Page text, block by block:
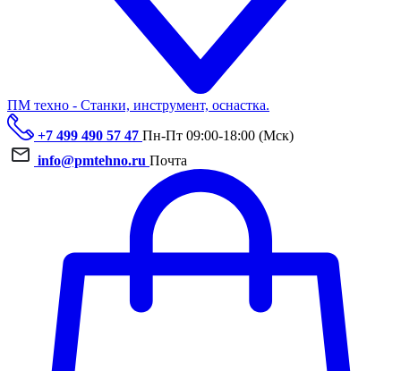
ПМ техно - Станки, инструмент, оснастка.
+7 499 490 57 47 Пн-Пт 09:00-18:00 (Мск)
info@pmtehno.ru Почта